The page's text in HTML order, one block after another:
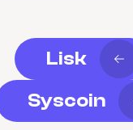
Lisk
Syscoin